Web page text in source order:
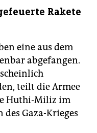
Rakete
eine aus dem
abgefangen.
teilt die Armee
Huthi-Miliz im
Gaza-Krieges